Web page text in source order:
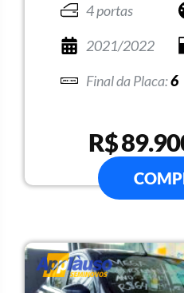
4 portas
2021/2022
6
R$